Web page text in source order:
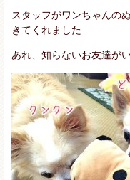
スタッフがワンちゃんの
きてくれました
あれ、知らないお友達が